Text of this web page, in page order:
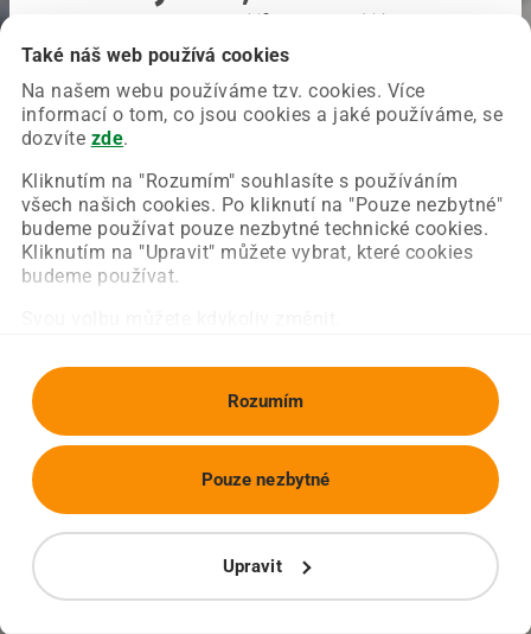
Také náš web používá cookies
Na našem webu používáme tzv. cookies. Více
informací o tom, co jsou cookies a jaké používáme, se
dozvíte zde.
Kliknutím na "Rozumím" souhlasíte s používáním
všech našich cookies. Po kliknutí na "Pouze nezbytné"
budeme používat pouze nezbytné technické cookies.
Kliknutím na "Upravit" můžete vybrat, které cookies
budeme používat.
Rozumím
Upravit
Pouze nezbytné
Chyba nastala na naší straně a už ji opravujeme.
Zkuste prosím znovu načíst požadovanou stránku.
Obnovit stránku Úvodní strana